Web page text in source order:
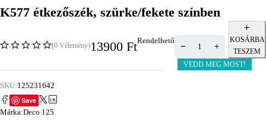
K577 étkezőszék, szürke/fekete színben
(0 Vélemény)13900 FtRendelhető
KOSÁRBA
TESZEM
VEDD MEG MOST!
SKU:125231642
Save
Márka:Deco 125